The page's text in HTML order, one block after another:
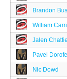
Brandon
William
Jalen
Pavel
Nic Dowd